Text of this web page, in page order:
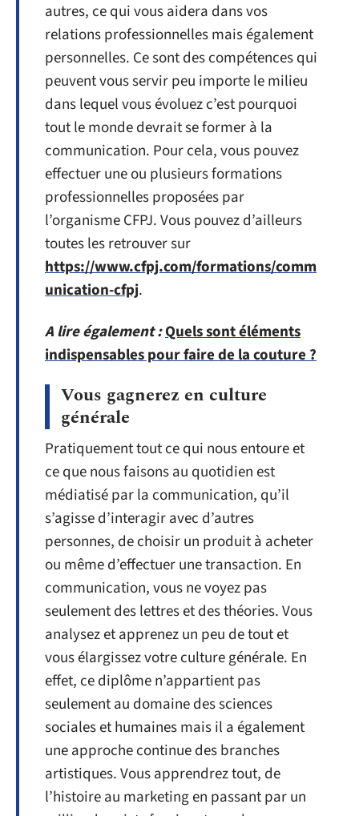
autres, ce qui vous aidera dans vos
relations professionnelles mais également
personnelles. Ce sont des compétences qui
peuvent vous servir peu importe le milieu
dans lequel vous évoluez c’est pourquoi
tout le monde devrait se former à la
communication. Pour cela, vous pouvez
effectuer une ou plusieurs formations
professionnelles proposées par
l’organisme CFPJ. Vous pouvez d’ailleurs
toutes les retrouver sur
https://www.cfpj.com/formations/comm
unication-cfpj.
A lire également :Quels sont éléments
indispensables pour faire de la couture ?
Vous gagnerez en culture
générale
Pratiquement tout ce qui nous entoure et
ce que nous faisons au quotidien est
médiatisé par la communication, qu’il
s’agisse d’interagir avec d’autres
personnes, de choisir un produit à acheter
ou même d’effectuer une transaction. En
communication, vous ne voyez pas
seulement des lettres et des théories. Vous
analysez et apprenez un peu de tout et
vous élargissez votre culture générale. En
effet, ce diplôme n’appartient pas
seulement au domaine des sciences
sociales et humaines mais il a également
une approche continue des branches
artistiques. Vous apprendrez tout, de
l’histoire au marketing en passant par un